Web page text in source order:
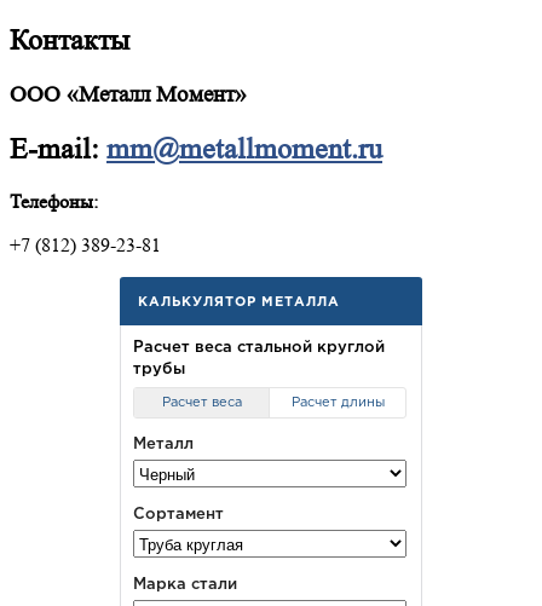
Контакты
ООО «Металл Момент»
E-mail: mm@metallmoment.ru
Телефоны:
+7 (812) 389-23-81